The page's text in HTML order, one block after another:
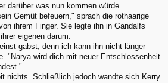
darüber was nun kommen würde.
Gemüt befeuern," sprach die rothaarige
ihrem Finger. Sie legte ihn in Gandalfs
eigenen darum.
gabst, denn ich kann ihn nicht länger
"Narya wird dich mit neuer Entschlossenheit
nichts. Schließlich jedoch wandte sich Kerry